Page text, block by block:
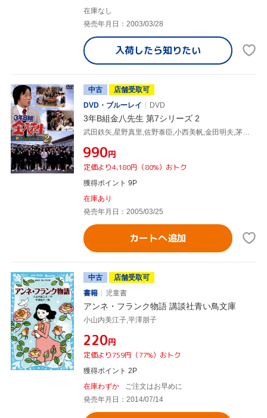
在庫なし
発売年月日：2003/03/28
入荷したら知りたい
中古
店舗受取可
DVD・ブルーレイ
DVD
3年B組金八先生 第7シリーズ 2
武田鉄矢,星野真里,佐野泰臣,小西美帆,金田明夫,茅島成美,森田順平,小山内美江子(原作、脚本)
¥990円
定価より4,180円（80%）おトク
獲得ポイント 9P
在庫あり
発売年月日：2005/03/25
カートへ追加
中古
店舗受取可
書籍
児童書
アンネ・フランク物語 講談社青い鳥文庫
小山内美江子,平澤朋子
¥220円
定価より759円（77%）おトク
獲得ポイント 2P
在庫わずか
ご注文はお早めに
発売年月日：2014/07/14